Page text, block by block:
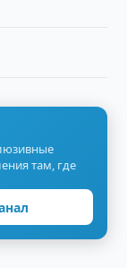
там, где